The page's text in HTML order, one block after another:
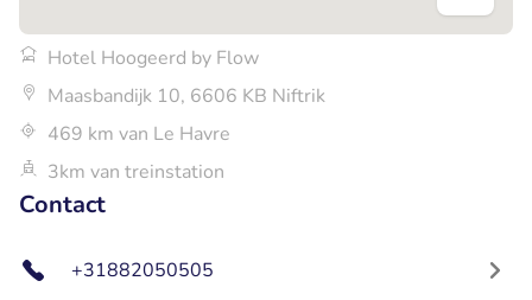
Hotel Hoogeerd by Flow
Maasbandijk 10, 6606 KB Niftrik
469 km van Le Havre
3km van treinstation
Contact
+31882050505